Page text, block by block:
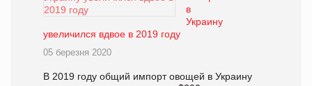
в
Украину
увеличился вдвое в 2019 году
05 березня 2020
В 2019 году общий импорт овощей в Украину